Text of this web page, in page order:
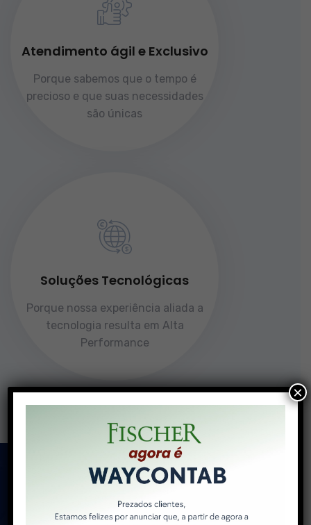
Atendimento ágil e Exclusivo
Porque sabemos que o tempo é
precioso e que suas necessidades
são únicas
Soluções Tecnológicas
Porque nossa experiência aliada a
tecnologia resulta em Alta
Performance
×